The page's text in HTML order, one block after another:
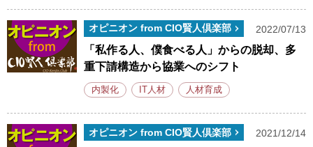
オピニオン from CIO賢人倶楽部 2022/07/13
「私作る人、僕食べる人」からの脱却、多
重下請構造から協業へのシフト
内製化 IT人材 人材育成
オピニオン from CIO賢人倶楽部 2021/12/14